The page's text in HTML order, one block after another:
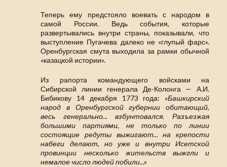
Теперь ему предстояло воевать с народом в
самой России. Ведь события, которые
развертывались внутри страны, показывали, что
выступление Пугачева далеко не «глупый фарс».
Оренбургская смута выходила за рамки обычной
«казацкой истории».
Из рапорта командующего войсками на
Сибирской линии генерала Де-Колонга — А.И.
Бибикову 14 декабря 1773 года: «Башкирский
народ в Оренбургской губернии обитающий,
весь генерально... взбунтовался. Разъезжая
большими партиями, не только по линии
состоящие редуты выжигают... на крепости
набеги делают, но уже и внутри Исетской
провинции несколько жительств выжгли и
немалое число людей побили...»